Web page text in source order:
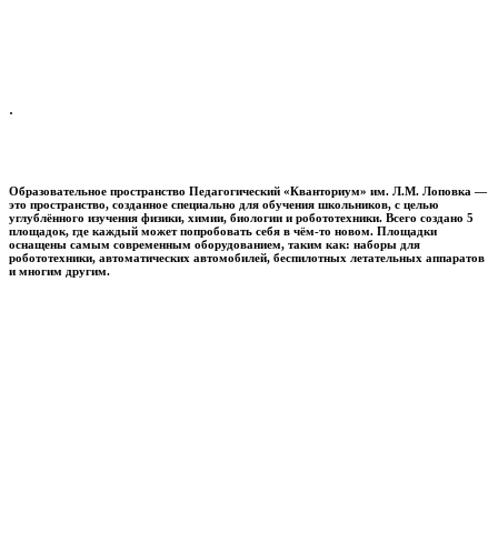
.
Образовательное пространство Педагогический «Кванториум» им. Л.М. Лоповка —
это пространство, созданное специально для обучения школьников, с целью
углублённого изучения физики, химии, биологии и робототехники. Всего создано 5
площадок, где каждый может попробовать себя в чём-то новом. Площадки
оснащены самым современным оборудованием, таким как: наборы для
робототехники, автоматических автомобилей, беспилотных летательных аппаратов
и многим другим.